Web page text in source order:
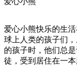
爱心小熊快乐的生
球上人类的孩子们
的孩子时，他们总
徒，受到居住在一